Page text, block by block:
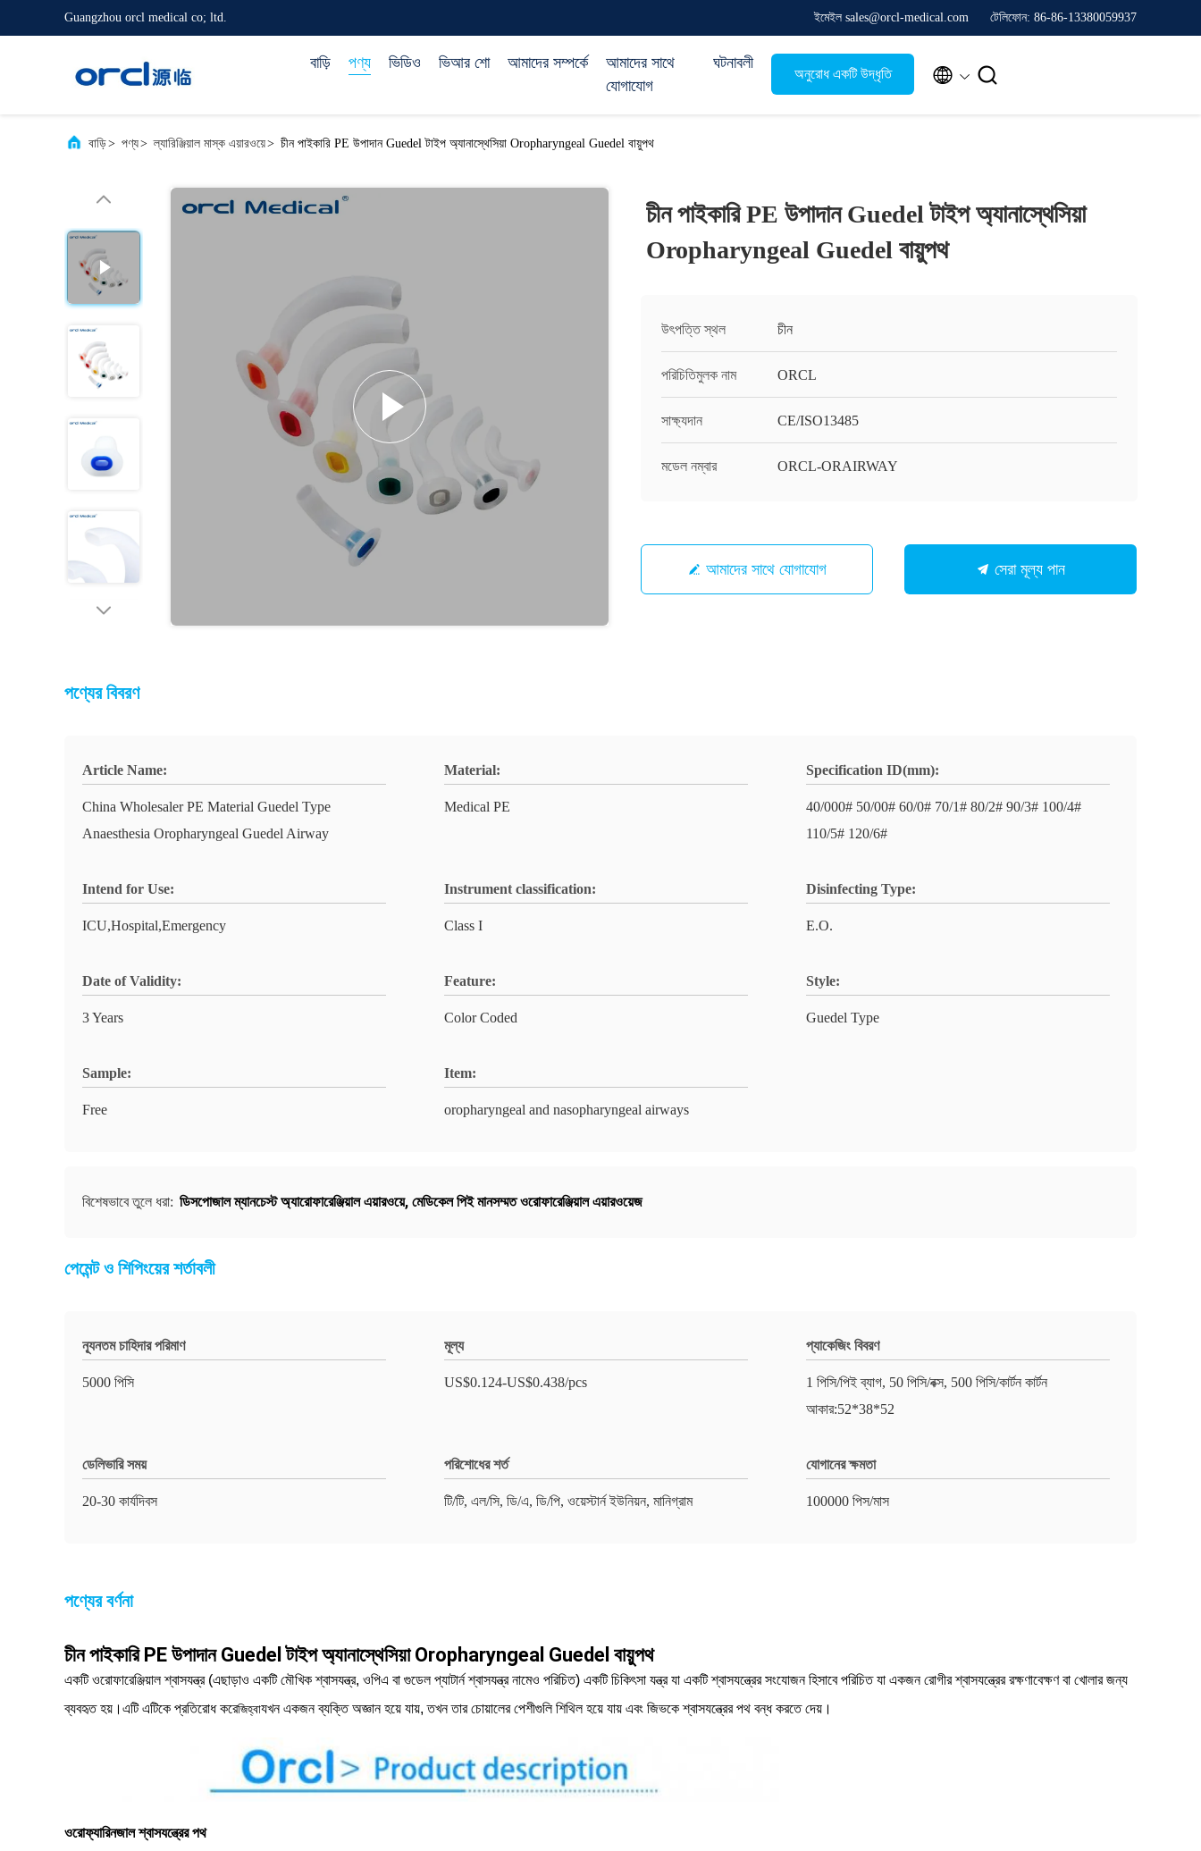
Guangzhou orcl medical co; ltd. ইমেইল sales@orcl-medical.com টেলিফোন: 86-86-13380059937
বাড়ি পণ্য ভিডিও ভিআর শো আমাদের সম্পর্কে
আমাদের সাথে
যোগাযোগ
ঘটনাবলী
অনুরোধ একটি উদ্ধৃতি  
বাড়ি> পণ্য> ল্যারিঞ্জিয়াল মাস্ক এয়ারওয়ে> চীন পাইকারি PE উপাদান Guedel টাইপ অ্যানাস্থেসিয়া Oropharyngeal Guedel বায়ুপথ
চীন পাইকারি PE উপাদান Guedel টাইপ অ্যানাস্থেসিয়া
Oropharyngeal Guedel বায়ুপথ
উৎপত্তি স্থল চীন
পরিচিতিমুলক নাম ORCL
সাক্ষ্যদান CE/ISO13485
মডেল নম্বার ORCL-ORAIRWAY
আমাদের সাথে যোগাযোগ সেরা মূল্য পান
পণ্যের বিবরণ
Article Name:
China Wholesaler PE Material Guedel Type
Anaesthesia Oropharyngeal Guedel Airway
Material:
Medical PE
Specification ID(mm):
40/000# 50/00# 60/0# 70/1# 80/2# 90/3# 100/4#
110/5# 120/6#
Intend for Use:
ICU,Hospital,Emergency
Instrument classification:
Class I
Disinfecting Type:
E.O.
Date of Validity:
3 Years
Feature:
Color Coded
Style:
Guedel Type
Sample:
Free
Item:
oropharyngeal and nasopharyngeal airways
বিশেষভাবে তুলে ধরা: ডিসপোজাল ম্যানচেস্ট অ্যারোফারেঞ্জিয়াল এয়ারওয়ে, মেডিকেল পিই মানসম্মত ওরোফারেঞ্জিয়াল এয়ারওয়েজ
পেমেন্ট ও শিপিংয়ের শর্তাবলী
ন্যূনতম চাহিদার পরিমাণ
5000 পিসি
মূল্য
US$0.124-US$0.438/pcs
প্যাকেজিং বিবরণ
1 পিসি/পিই ব্যাগ, 50 পিসি/বক্স, 500 পিসি/কার্টন কার্টন
আকার:52*38*52
ডেলিভারি সময়
20-30 কার্যদিবস
পরিশোধের শর্ত
টি/টি, এল/সি, ডি/এ, ডি/পি, ওয়েস্টার্ন ইউনিয়ন, মানিগ্রাম
যোগানের ক্ষমতা
100000 পিস/মাস
পণ্যের বর্ণনা
চীন পাইকারি PE উপাদান Guedel টাইপ অ্যানাস্থেসিয়া Oropharyngeal Guedel বায়ুপথ
একটি ওরোফারেঞ্জিয়াল শ্বাসযন্ত্র (এছাড়াও একটি মৌখিক শ্বাসযন্ত্র, ওপিএ বা গুডেল প্যাটার্ন শ্বাসযন্ত্র নামেও পরিচিত) একটি চিকিৎসা যন্ত্র যা একটি শ্বাসযন্ত্রের সংযোজন হিসাবে পরিচিত যা একজন রোগীর শ্বাসযন্ত্রের রক্ষণাবেক্ষণ বা খোলার জন্য
ব্যবহৃত হয়।এটি এটিকে প্রতিরোধ করেজিহ্বাযখন একজন ব্যক্তি অজ্ঞান হয়ে যায়, তখন তার চোয়ালের পেশীগুলি শিথিল হয়ে যায় এবং জিভকে শ্বাসযন্ত্রের পথ বন্ধ করতে দেয়।
ওরোফ্যারিনজাল শ্বাসযন্ত্রের পথ